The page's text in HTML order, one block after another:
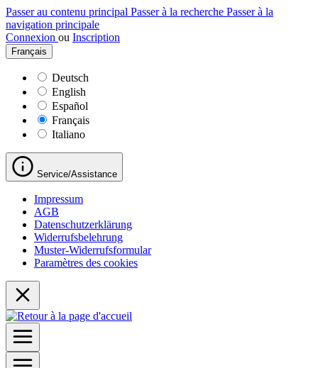
Passer au contenu principal Passer à la recherche Passer à la
navigation principale
Connexion ou Inscription
Français
Deutsch
English
Español
Français
Italiano
Service/Assistance
Impressum
AGB
Datenschutzerklärung
Widerrufsbelehrung
Muster-Widerrufsformular
Paramètres des cookies